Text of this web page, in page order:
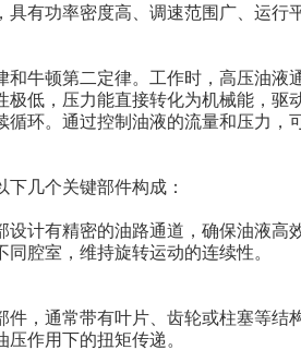
有功率密度高、调速范围广、运行
顿第二定律。工作时，高压油液
低，压力能直接转化为机械能，驱
循环。通过控制油液的流量和压力，
下几个关键部件构成：
有精密的油路通道，确保油液高
腔室，维持旋转运动的连续性。
通常带有叶片、齿轮或柱塞等结
作用下的扭矩传递。